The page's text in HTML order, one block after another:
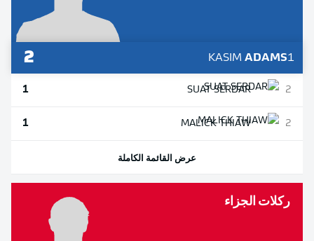
1
KASIM ADAMS
2
2
SUATSERDAR
1
2
MALICKTHIAW
1
عرض القائمة الكاملة
ركلات الجزاء